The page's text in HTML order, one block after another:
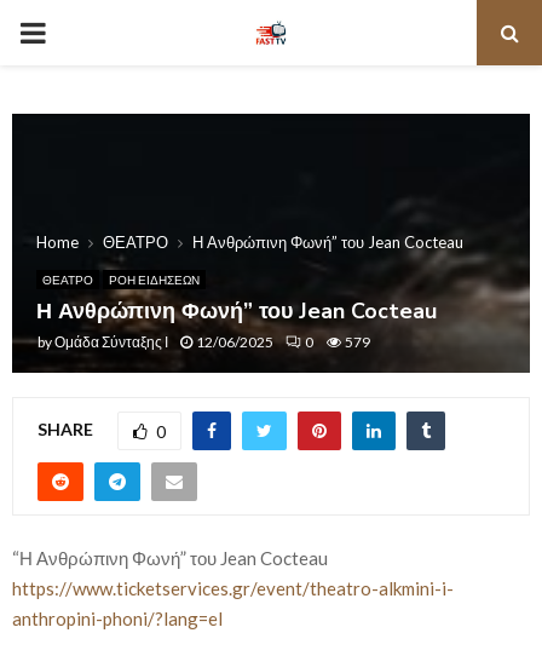
PRIMARY
Home ΘΕΑΤΡΟ Η Ανθρώπινη Φωνή” του Jean Cocteau
ΘΕΑΤΡΟ ΡΟΗ ΕΙΔΗΣΕΩΝ
Η Ανθρώπινη Φωνή” του Jean Cocteau
byΟμάδα Σύνταξης Ι 12/06/2025 0 579
SHARE 0
“Η Ανθρώπινη Φωνή” του Jean Cocteau
https://www.ticketservices.gr/event/theatro-alkmini-i-
anthropini-phoni/?lang=el